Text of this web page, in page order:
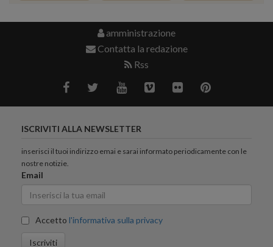
amministrazione
Contatta la redazione
Rss
ISCRIVITI ALLA NEWSLETTER
inserisci il tuoi indirizzo emai e sarai informato periodicamente con le
nostre notizie.
Email
Accetto l'informativa sulla privacy
Iscriviti